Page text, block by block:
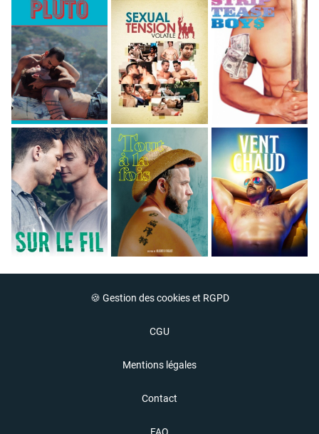
🍪 Gestion des cookies et RGPD
CGU
Mentions légales
Contact